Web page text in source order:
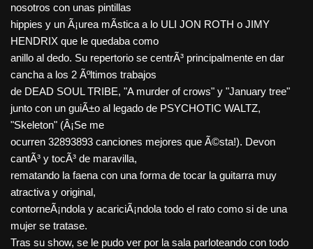
nosotros con unas pintillas
hippies y un Ã¡urea mÃ­stica a lo ULI JON ROTH o JIMY
HENDRIX que le quedaba como
anillo al dedo. Su repertorio se centrÃ³ principalmente en dar
cancha a los 2 Ãºltimos trabajos
de DEAD SOUL TRIBE, "A murder of crows" y "January tree"
junto con un guiÃ±o al legado de PSYCHOTIC WALTZ,
"Skeleton" (Â¡Se me
ocurren 32893893 canciones mejores que Ã©sta!). Devon
cantÃ³ y tocÃ³ de maravilla,
rematando la faena con una forma de tocar la guitarra muy
atractiva y original,
contorneÃ¡ndola y acariciÃ¡ndola todo el rato como si de una
mujer se tratase.
Tras su show, se le pudo ver por la sala parloteando con todo